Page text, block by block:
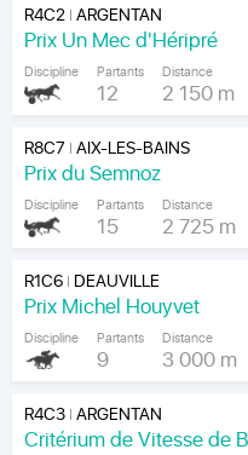
R4C2|ARGENTAN
Prix Un Mec d'Héripré
Discipline Partants
12
Distance
2 150 m
R8C7 |AIX-LES-BAINS
Prix du Semnoz
Discipline Partants
15
Distance
2 725 m
R1C6| DEAUVILLE
Prix Michel Houyvet
Discipline Partants
9
Distance
3 000 m
R4C3|ARGENTAN
Critérium de Vitesse de